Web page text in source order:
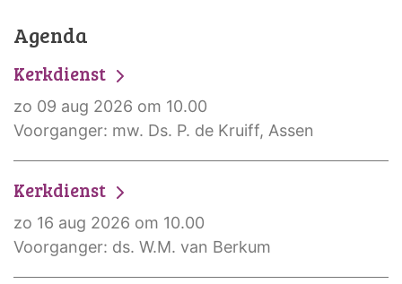
Agenda
Kerkdienst
zo 09 aug 2026 om 10.00
Voorganger: mw. Ds. P. de Kruiff, Assen
Kerkdienst
zo 16 aug 2026 om 10.00
Voorganger: ds. W.M. van Berkum